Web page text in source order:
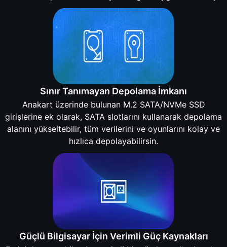
Sınır Tanımayan Depolama İmkanı
Anakart üzerinde bulunan M.2 SATA/NVMe SSD
girişlerine ek olarak, SATA slotlarını kullanarak depolama
alanını yükseltebilir, tüm verilerini ve oyunlarını kolay ve
hızlıca depolayabilirsin.
Güçlü Bilgisayar İçin Verimli Güç Kaynakları